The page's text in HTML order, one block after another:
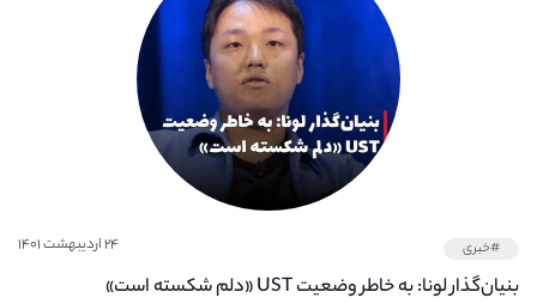
#خبری ۲۴ اردیبهشت ۱۴۰۱
بنیان‌گذار لونا: به خاطر وضعیت UST «دلم شکسته است»